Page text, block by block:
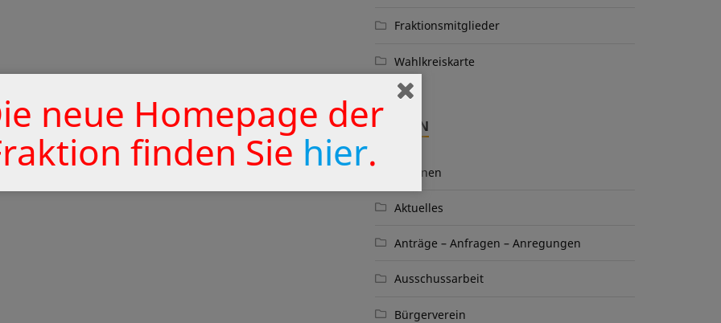
Fraktionsmitglieder
Wahlkreiskarte
THEMEN
Aktionen
Aktuelles
Anträge – Anfragen – Anregungen
Ausschussarbeit
Bürgerverein
neue Homepage der
finden Sie hier.